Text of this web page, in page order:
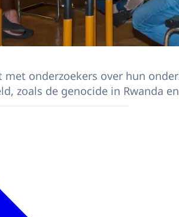
met onderzoekers over hun
zoals de genocide in Rwanda